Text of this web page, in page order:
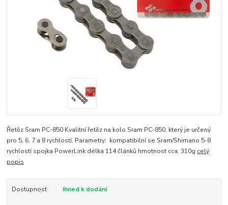
Řetěz Sram PC-850 Kvalitní řetěz na kolo Sram PC-850, který je určený
pro 5, 6, 7 a 8 rychlostí. Parametry: kompatibilní se Sram/Shimano 5-8
rychlostí spojka PowerLink délka 114 článků hmotnost cca. 310g celý
popis
Dostupnost Ihned k dodání